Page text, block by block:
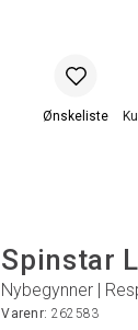
Spinstar
Nybegynner |
Varenr: 262583